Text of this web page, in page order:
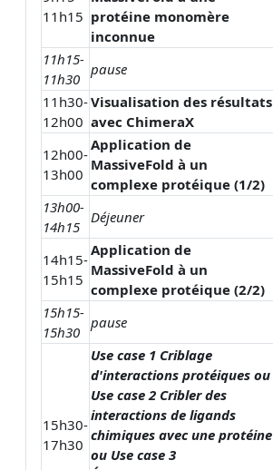
11h15 protéine monomère
inconnue
11h15-
11h30
pause
11h30-
12h00
Visualisation des résultats
avec ChimeraX
12h00-
13h00
Application de
MassiveFold à un
complexe protéique (1/2)
13h00-
14h15
Déjeuner
14h15-
15h15
Application de
MassiveFold à un
complexe protéique (2/2)
15h15-
15h30
pause
15h30-
17h30
Use case 1 Criblage
d'interactions protéiques ou
Use case 2 Cribler des
interactions de ligands
chimiques avec une protéine
ou Use case 3